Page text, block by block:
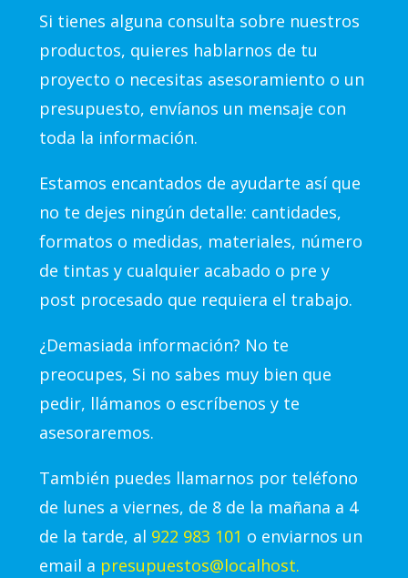
Si tienes alguna consulta sobre nuestros
productos, quieres hablarnos de tu
proyecto o necesitas asesoramiento o un
presupuesto, envíanos un mensaje con
toda la información.
Estamos encantados de ayudarte así que
no te dejes ningún detalle: cantidades,
formatos o medidas, materiales, número
de tintas y cualquier acabado o pre y
post procesado que requiera el trabajo.
¿Demasiada información? No te
preocupes, Si no sabes muy bien que
pedir, llámanos o escríbenos y te
asesoraremos.
También puedes llamarnos por teléfono
de lunes a viernes, de 8 de la mañana a 4
de la tarde, al 922 983 101 o enviarnos un
email a presupuestos@localhost.